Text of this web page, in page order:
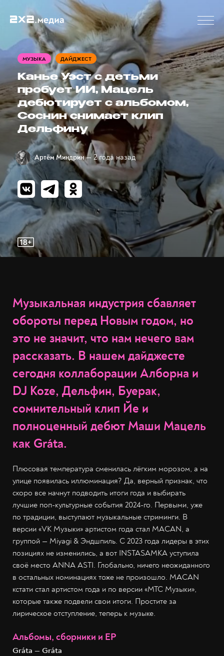
МУЗЫКА ДАЙДЖЕСТ
Канье Уэст с детьми
пробует ИИ, Мацель
дебютирует с альбомом,
Соснин снимает клип
Дельфину
Артём Миндрин — 2 года назад
Музыкальная индустрия сбавляет
обороты перед Новым годом, но
это не значит, что нам нечего вам
рассказать. В нашем дайджесте
сегодня коллаборации Алборна и
DJ Koze, Дельфин, Буерак,
сомнительный клип Йе и
полноценный дебют Маши Мацель
как Gráta.
Плюсовая температура сменилась лёгким морозом, а на
улице появилась иллюминация? Да, верный признак, что
скоро все начнут подводить итоги года и выбирать
лучшие поп-культурные события 2024-го. Первыми, уже
по традиции, выступают музыкальные стриминги. В
версии «VK Музыки» артистом года стал MACAN, а
группой — Miyagi & Эндшпиль. С 2023 года лидеры в этих
позициях не изменились, а вот INSTASAMKA уступила
своё место ANNA ASTI. Глобально, ничего неожиданного
в остальных номинациях тоже не произошло. MACAN
кстати стал артистом года и по версии «МТС Музыки»,
которые также подвели свои итоги. Простите за
лирическое отступление, теперь к музыке.
Альбомы, сборники и EP
Gráta — Gráta